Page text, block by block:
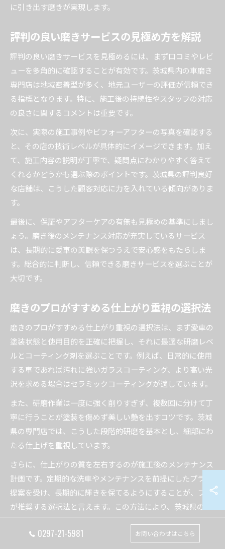
に引き出す磨きが実現します。
評判の良い磨きサービスの見極め方を解説
評判の良い磨きサービスを見極めるには、まず口コミやレビ
ューを多角的に確認することが有効です。茨城県内の車磨き
専門店は地域密着型が多く、地元ユーザーの評価が信頼でき
る指標となります。特に、施工後の持続性やスタッフの対応
の良さに関するコメントは重要です。
次に、実際の施工事例やビフォーアフターの写真を確認する
と、その店の技術レベルが具体的にイメージできます。加え
て、施工内容の説明が丁寧で、疑問点にわかりやすく答えて
くれるかどうかも選ぶ際のポイントです。茨城県の評判良好
な店舗は、こうした顧客対応に力を入れている傾向がありま
す。
最後に、保証やアフターケアの有無も見極めの基準にしまし
ょう。磨き後のメンテナンス対応が充実しているサービス
は、長期的に愛車の美観を保つうえで安心感をもたらしま
す。総合的に判断し、信頼できる磨きサービスを選ぶことが
大切です。
磨きのプロがすすめる仕上がり重視の選択法
磨きのプロがすすめる仕上がり重視の選択法は、まず愛車の
塗装状態と使用目的を正確に把握し、それに最適な研磨レベ
ルとコーティング剤を選ぶことです。例えば、日常的に使用
する車であれば汚れに強いガラスコーティング、より高い光
沢を求める場合はセラミックコーティングが適しています。
また、研磨作業は一度に強く削りすぎず、複数回に分けて丁
寧に行うことが塗装を傷めず美しい艶を出すコツです。茨城
県の専門店では、こうした段階的研磨を基本とし、細部にわ
たる仕上げを重視しています。
さらに、仕上がりの質を左右するのが施工後のメンテナンス
計画です。定期的な洗車やメンテナンスを前提にしたプラン
提案を受け、長期的に輝きを保てるようにすることが、プロ
が推奨する選択法と言えます。この方法により、茨城県のユ
0297-21-5981 お問い合わせはこちら